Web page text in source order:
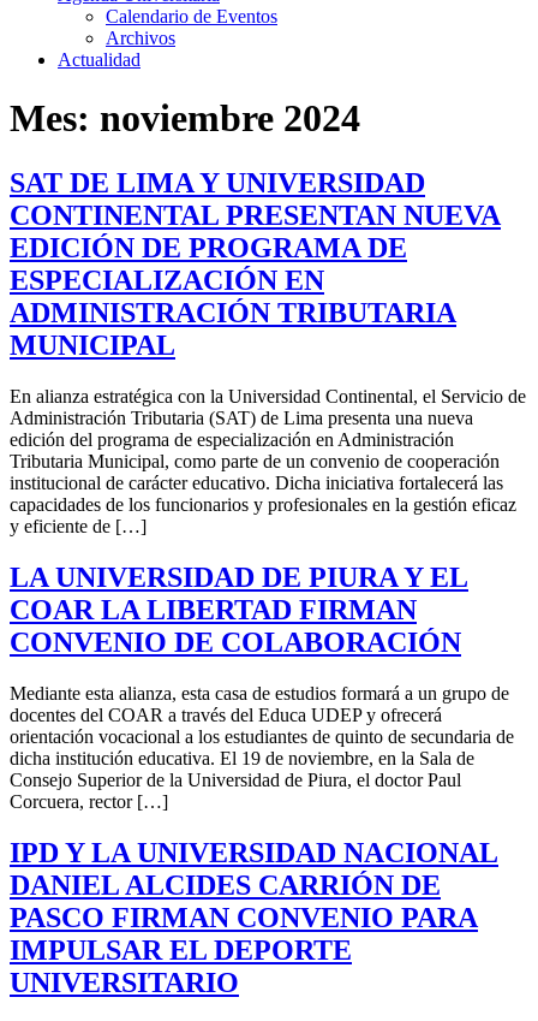
Calendario de Eventos
Archivos
Actualidad
Mes: noviembre 2024
SAT DE LIMA Y UNIVERSIDAD
CONTINENTAL PRESENTAN NUEVA
EDICIÓN DE PROGRAMA DE
ESPECIALIZACIÓN EN
ADMINISTRACIÓN TRIBUTARIA
MUNICIPAL
En alianza estratégica con la Universidad Continental, el Servicio de
Administración Tributaria (SAT) de Lima presenta una nueva
edición del programa de especialización en Administración
Tributaria Municipal, como parte de un convenio de cooperación
institucional de carácter educativo. Dicha iniciativa fortalecerá las
capacidades de los funcionarios y profesionales en la gestión eficaz
y eficiente de […]
LA UNIVERSIDAD DE PIURA Y EL
COAR LA LIBERTAD FIRMAN
CONVENIO DE COLABORACIÓN
Mediante esta alianza, esta casa de estudios formará a un grupo de
docentes del COAR a través del Educa UDEP y ofrecerá
orientación vocacional a los estudiantes de quinto de secundaria de
dicha institución educativa. El 19 de noviembre, en la Sala de
Consejo Superior de la Universidad de Piura, el doctor Paul
Corcuera, rector […]
IPD Y LA UNIVERSIDAD NACIONAL
DANIEL ALCIDES CARRIÓN DE
PASCO FIRMAN CONVENIO PARA
IMPULSAR EL DEPORTE
UNIVERSITARIO